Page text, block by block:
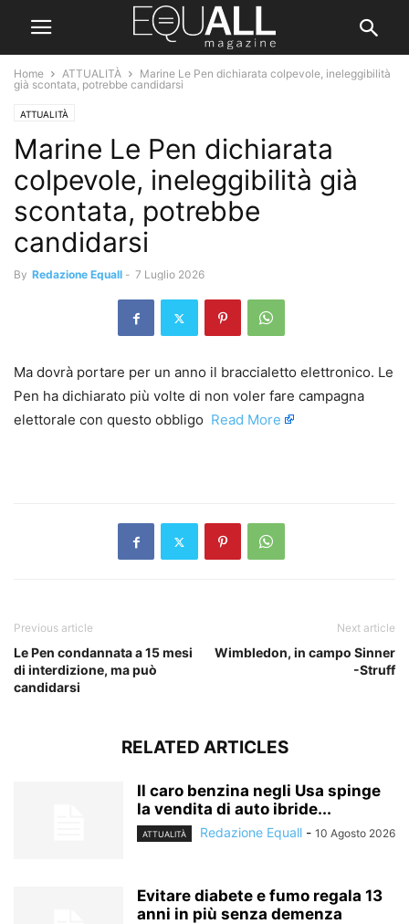
Home ATTUALITÀ
Marine Le Pen dichiarata colpevole, ineleggibilità
già scontata, potrebbe candidarsi
ATTUALITÀ
Marine Le Pen dichiarata
colpevole, ineleggibilità già
scontata, potrebbe
candidarsi
By Redazione Equall - 7 Luglio 2026
Ma dovrà portare per un anno il braccialetto elettronico. Le
Pen ha dichiarato più volte di non voler fare campagna
elettorale con questo obbligo ​ Read More
Previous article
Le Pen condannata a 15 mesi
di interdizione, ma può
candidarsi
Next article
Wimbledon, in campo Sinner
-Struff
RELATED ARTICLES
Il caro benzina negli Usa spinge
la vendita di auto ibride...
ATTUALITÀ Redazione Equall - 10 Agosto 2026
Evitare diabete e fumo regala 13
anni in più senza demenza